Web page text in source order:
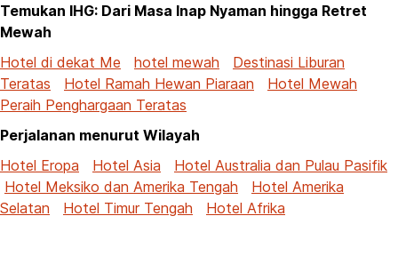
Temukan IHG: Dari Masa Inap Nyaman hingga Retret
Mewah
Hotel di dekat Me
hotel mewah
Destinasi Liburan
Teratas
Hotel Ramah Hewan Piaraan
Hotel Mewah
Peraih Penghargaan Teratas
Perjalanan menurut Wilayah
Hotel Eropa
Hotel Asia
Hotel Australia dan Pulau Pasifik
Hotel Meksiko dan Amerika Tengah
Hotel Amerika
Selatan
Hotel Timur Tengah Hotel Afrika